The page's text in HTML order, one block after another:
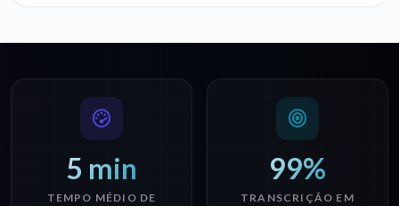
5 min
TEMPO MÉDIO DE
99%
TRANSCRIÇÃO EM